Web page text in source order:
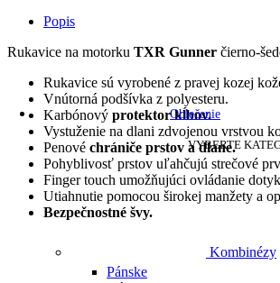
VYBERTE
Oblečenie
Kombinézy
Pánske
Popis
Rukavice na motorku TXR Gunner čierno-
Rukavice sú vyrobené z pravej kozej
Vnútorná podšívka z polyesteru.
Karbónový protektor kĺbov.
Vystuženie na dlani zdvojenou vrstvou
Penové chrániče prstov a dlane.
Pohyblivosť prstov uľahčujú strečové
Finger touch umožňujúci ovládanie
Utiahnutie pomocou širokej manžety a
Bezpečnostné švy.